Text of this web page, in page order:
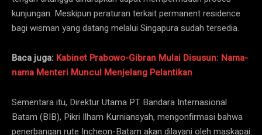
kunjungan. Meskipun peraturan terkait permanent residence
bagi wisman yang datang melalui Singapura sudah tersedia.
Baca juga: Kabinet Prabowo-Gibran Mulai Disusun: Nama-
nama Menteri Muncul Menjelang Pelantikan
Sementara itu, Direktur Utama PT Bandara Internasional
Batam (BIB), Pikri Ilham Kurniansyah, mengonfirmasi bahwa
penerbangan rute Incheon-Batam akan dilayani oleh maskapai